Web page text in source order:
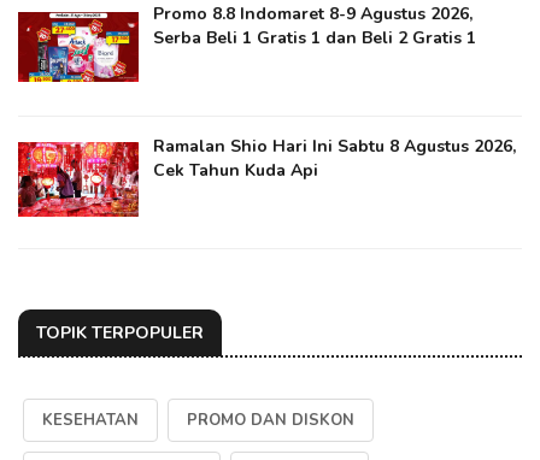
Promo 8.8 Indomaret 8-9 Agustus 2026,
Serba Beli 1 Gratis 1 dan Beli 2 Gratis 1
Ramalan Shio Hari Ini Sabtu 8 Agustus 2026,
Cek Tahun Kuda Api
TOPIK TERPOPULER
KESEHATAN PROMO DAN DISKON